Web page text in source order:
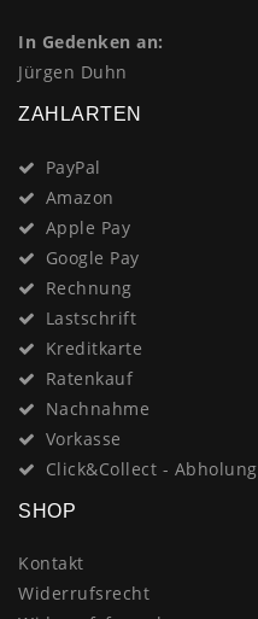
In Gedenken an:
Jürgen Duhn
ZAHLARTEN
PayPal
Amazon
Apple Pay
Google Pay
Rechnung
Lastschrift
Kreditkarte
Ratenkauf
Nachnahme
Vorkasse
Click&Collect - Abholung
SHOP
Kontakt
Widerrufsrecht